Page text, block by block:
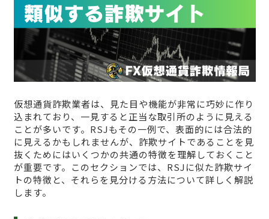
仮想通貨詐欺業者は、見た目や機能が非常に巧妙に作り
込まれており、一見すると正当な取引所のように見える
ことが多いです。RSJもその一例で、表面的には合法的
に見えるかもしれませんが、詐欺サイトであることを見
抜くためにはいくつかの共通の特徴を理解しておくこと
が重要です。このセクションでは、RSJに似た詐欺サイ
トの特徴と、それらを見分ける方法について詳しく解説
します。